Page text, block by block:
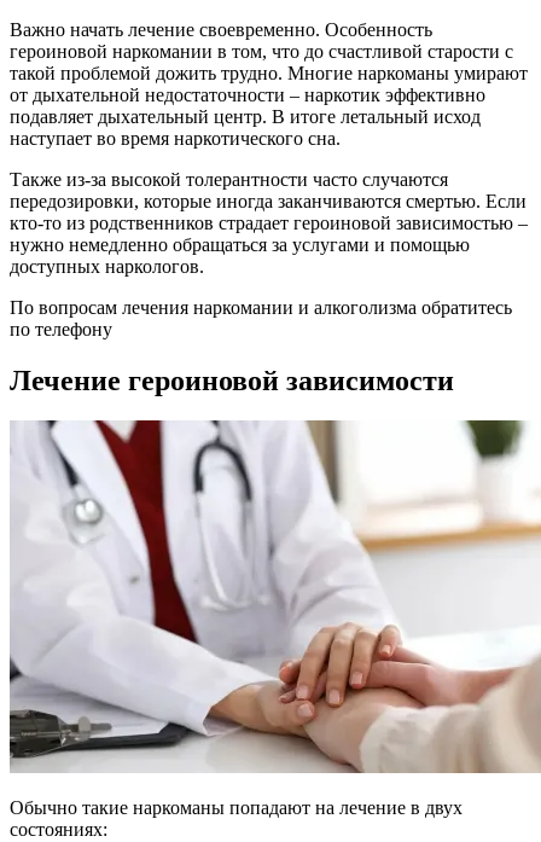
Важно начать лечение своевременно. Особенность
героиновой наркомании в том, что до счастливой старости с
такой проблемой дожить трудно. Многие наркоманы умирают
от дыхательной недостаточности – наркотик эффективно
подавляет дыхательный центр. В итоге летальный исход
наступает во время наркотического сна.
Также из-за высокой толерантности часто случаются
передозировки, которые иногда заканчиваются смертью. Если
кто-то из родственников страдает героиновой зависимостью –
нужно немедленно обращаться за услугами и помощью
доступных наркологов.
По вопросам лечения наркомании и алкоголизма обратитесь
по телефону
Лечение героиновой зависимости
Обычно такие наркоманы попадают на лечение в двух
состояниях: